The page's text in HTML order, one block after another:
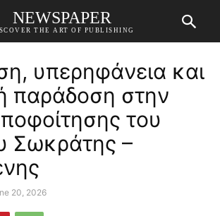
NEWSPAPER
THE ART OF PUBLISHING
υπερηφάνεια και
παράδοση στην
του
Σωκράτης –
20, 2026